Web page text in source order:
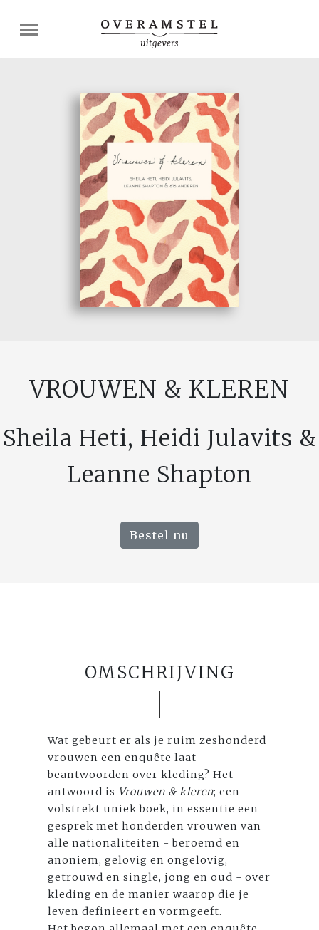
VROUWEN & KLEREN
Sheila Heti, Heidi Julavits &
Leanne Shapton
Bestel nu
OMSCHRIJVING
Wat gebeurt er als je ruim zeshonderd
vrouwen een enquête laat
beantwoorden over kleding? Het
antwoord is Vrouwen & kleren; een
volstrekt uniek boek, in essentie een
gesprek met honderden vrouwen van
alle nationaliteiten - beroemd en
anoniem, gelovig en ongelovig,
getrouwd en single, jong en oud - over
kleding en de manier waarop die je
leven definieert en vormgeeft.